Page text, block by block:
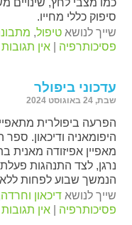
כמו מצבי לחץ, שינויים
סיפוק כללי מחייו.
שייך לנושאטיפול,
פסיכותרפיה |אין
עדכוני ביפולר
שבת, 24 באוגוסט 2024
הפרעה ביפולרית
מאפיין אפיזודה
נרגן, לצד התנהגות
הנמשך שבוע לפחות
שייך לנושאדיכאון וחרדה
פסיכותרפיה |אין